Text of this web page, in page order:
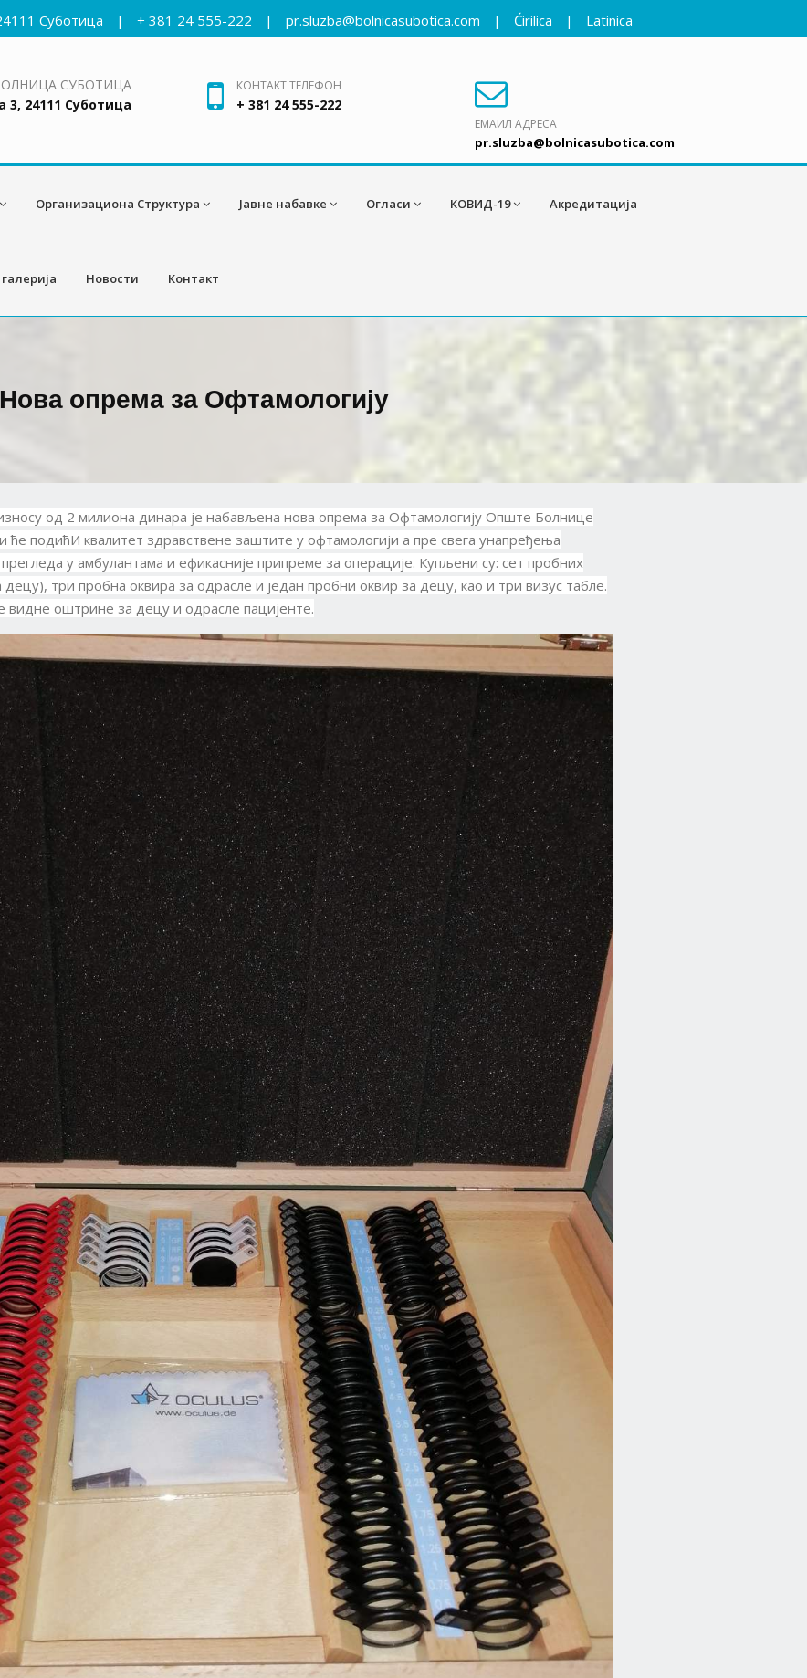
Суботица | + 381 24 555-222 | pr.sluzba@bolnicasubotica.com | Ćirilica | Latinica
СУБОТИЦА
3, 24111 Суботица
КОНТАКТ ТЕЛЕФОН
+ 381 24 555-222
ЕМАИЛ АДРЕСА
pr.sluzba@bolnicasubotica.com
Организациона Структура Јавне набавке Огласи КОВИД-19 Акредитација
Новости Контакт
Нова опрема за Офтамологију
од 2 милиона динара је набављена нова опрема за Офтамологију Опште Болнице
ће подићИ квалитет здравствене заштите у офтамологији а пре свега унапређења
у амбулантама и ефикасније припреме за операције. Купљени су: сет пробних
децу), три пробна оквира за одрасле и један пробни оквир за децу, као и три визус табле.
оштрине за децу и одрасле пацијенте.